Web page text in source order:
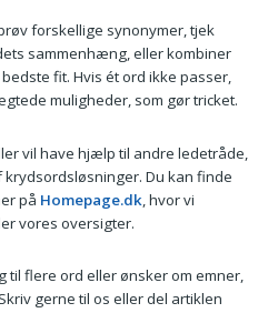
forskellige synonymer, tjek
sammenhæng, eller kombiner
fit. Hvis ét ord ikke passer,
muligheder, som gør tricket.
vil have hjælp til andre ledetråde,
Du kan finde
på Homepage.dk , hvor vi
vores oversigter.
til flere ord eller ønsker om emner,
gerne til os eller del artiklen